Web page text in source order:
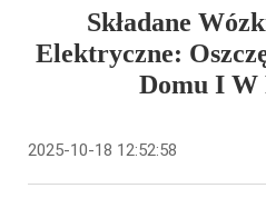
Składane
Elektryczne:
Domu I W
2025-10-18 12:52:58